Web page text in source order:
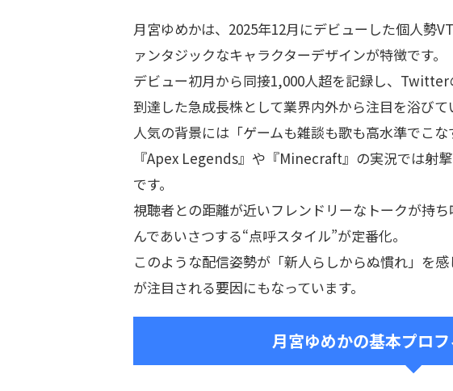
月宮ゆめかは、2025年12月にデビューした個人勢
ァンタジックなキャラクターデザインが特徴です。
デビュー初月から同接1,000人超を記録し、
到達した急成長株として業界内外から注目を浴びて
人気の背景には「ゲームも雑談も歌も高水準でこ
『Apex Legends』や『Minecraft』の実況では射
です。
視聴者との距離が近いフレンドリーなトークが持
んであいさつする“点呼スタイル”が定番化。
このような配信姿勢が「新人らしからぬ慣れ」を
が注目される要因にもなっています。
月宮ゆめかの基本プロ